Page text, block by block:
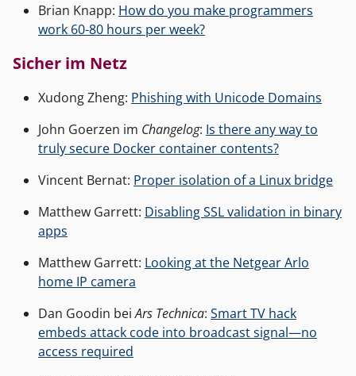
Brian Knapp: How do you make programmers
work 60-80 hours per week?
Sicher im Netz
Xudong Zheng: Phishing with Unicode Domains
John Goerzen im Changelog: Is there any way to
truly secure Docker container contents?
Vincent Bernat: Proper isolation of a Linux bridge
Matthew Garrett: Disabling SSL validation in binary
apps
Matthew Garrett: Looking at the Netgear Arlo
home IP camera
Dan Goodin beiArs Technica: Smart TV hack
embeds attack code into broadcast signal—no
access required